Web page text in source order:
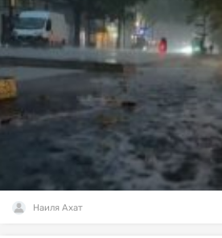
Наиля Ахат